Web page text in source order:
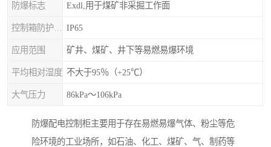
防爆标志 Exdl,用于煤矿非采掘工作面
IP65
应用范围 矿井、煤矿、井下等易燃易爆环境
平均相对湿度 不大于95％（+25℃）
大气压力 86kPa～106kPa
防爆配电控制柜主要用于存在易燃易爆气体、粉尘等危
险环境的工业场所，如石油、化工、煤矿、气、制药等